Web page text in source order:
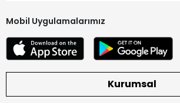
Mobil Uygulamalarımız
Kurumsal